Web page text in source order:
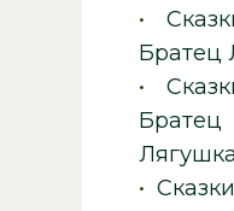
•
Братец
•
Лягушка
•